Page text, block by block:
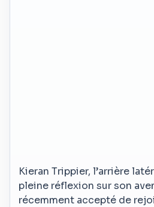
Kieran Trippier, l’arrière
pleine réflexion sur son
récemment accepté de